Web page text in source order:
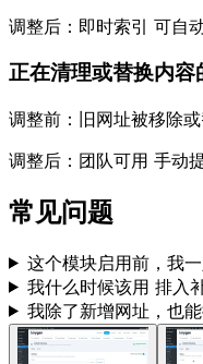
调整后： 即时索引 可自
正在清理或替换内容
调整前：旧网址被移除
调整后：团队可用 手动
常见问题
这个模块启用前，我
我什么时候该用 排入
我除了新增网址，也